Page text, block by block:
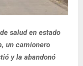
salud en estado
un camionero
y la abandonó